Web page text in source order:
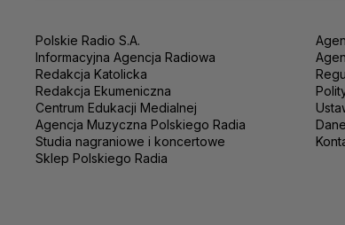
Polskie Radio S.A.
Informacyjna Agencja Radiowa
Redakcja Katolicka
Redakcja Ekumeniczna
Centrum Edukacji Medialnej
Agencja Muzyczna Polskiego Radia
Studia nagraniowe i koncertowe
Sklep Polskiego Radia